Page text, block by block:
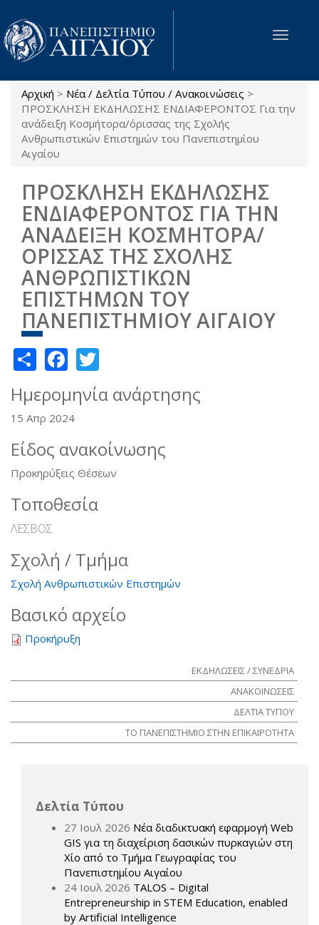
Παράκαμψη προς το κυρίως περιεχόμενο
Toggle
Είστε εδώ
Αρχική > Νέα / Δελτία Τύπου / Ανακοινώσεις >
ΠΡΟΣΚΛΗΣΗ ΕΚΔΗΛΩΣΗΣ ΕΝΔΙΑΦΕΡΟΝΤΟΣ Για την
ανάδειξη Κοσμήτορα/όρισσας της Σχολής
Ανθρωπιστικών Επιστημών του Πανεπιστημίου
Αιγαίου
ΠΡΟΣΚΛΗΣΗ ΕΚΔΗΛΩΣΗΣ
ΕΝΔΙΑΦΕΡΟΝΤΟΣ ΓΙΑ ΤΗΝ
ΑΝΑΔΕΙΞΗ ΚΟΣΜΗΤΟΡΑ/
ΟΡΙΣΣΑΣ ΤΗΣ ΣΧΟΛΗΣ
ΑΝΘΡΩΠΙΣΤΙΚΩΝ
ΕΠΙΣΤΗΜΩΝ ΤΟΥ
ΠΑΝΕΠΙΣΤΗΜΙΟΥ ΑΙΓΑΙΟΥ
ShareFacebook
Ημερομηνία ανάρτησης
15 Απρ 2024
Είδος ανακοίνωσης
Προκηρύξεις Θέσεων
Τοποθεσία
ΛΕΣΒΟΣ
Σχολή / Τμήμα
Σχολή Ανθρωπιστικών Επιστημών
Βασικό αρχείο
Προκήρυξη
ΕΚΔΗΛΩΣΕΙΣ / ΣΥΝΕΔΡΙΑ
ΑΝΑΚΟΙΝΩΣΕΙΣ
ΔΕΛΤΙΑ ΤΥΠΟΥ
ΤΟ ΠΑΝΕΠΙΣΤΗΜΙΟ ΣΤΗΝ ΕΠΙΚΑΙΡΟΤΗΤΑ
Δελτία Τύπου
27 Ιουλ 2026 Νέα διαδικτυακή εφαρμογή Web
GIS για τη διαχείριση δασικών πυρκαγιών στη
Χίο από το Τμήμα Γεωγραφίας του
Πανεπιστημίου Αιγαίου
24 Ιουλ 2026 TALOS – Digital
Entrepreneurship in STEM Education, enabled
by Artificial Intelligence